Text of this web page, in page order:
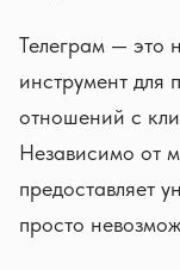
Телеграм — это
инструмент для
отношений с
Независимо от
предоставляет
просто